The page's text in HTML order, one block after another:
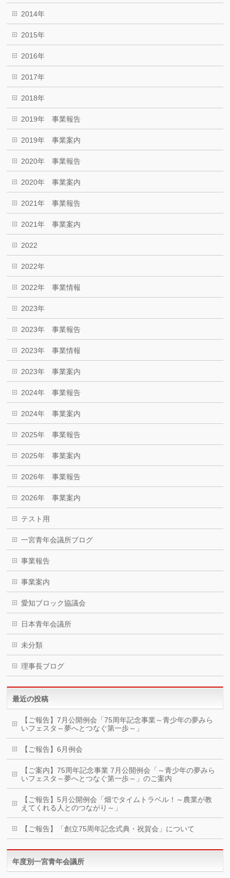
2014年
2015年
2016年
2017年
2018年
2019年 事業報告
2019年 事業案内
2020年 事業報告
2020年 事業案内
2021年 事業報告
2021年 事業案内
2022
2022年
2022年 事業情報
2023年
2023年 事業報告
2023年 事業情報
2023年 事業案内
2024年 事業報告
2024年 事業案内
2025年 事業報告
2025年 事業案内
2026年 事業報告
2026年 事業案内
テスト用
一宮青年会議所ブログ
事業報告
事業案内
愛知ブロック協議会
日本青年会議所
未分類
理事長ブログ
最近の投稿
【ご報告】7月公開例会「75周年記念事業～青少年の夢みら
いフェスタ～夢へとつなぐ第一歩～」
【ご報告】6月例会
【ご案内】75周年記念事業 7月公開例会「～青少年の夢みら
いフェスタ～夢へとつなぐ第一歩～」のご案内
【ご報告】5月公開例会「畑でタイムトラベル！～農業が教
えてくれる人とのつながり～」
【ご報告】「創立75周年記念式典・祝賀会」について
年度別一宮青年会議所